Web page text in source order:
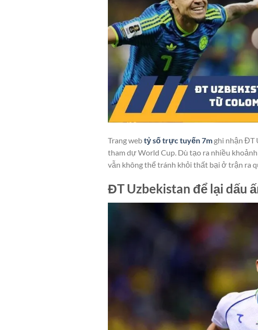
Trang webtỷ số trực tuyến 7m ghi nhận ĐT
tham dự World Cup. Dù tạo ra nhiều
vẫn không thể tránh khỏi thất bại ở trận ra
ĐT Uzbekistan để lại dấu